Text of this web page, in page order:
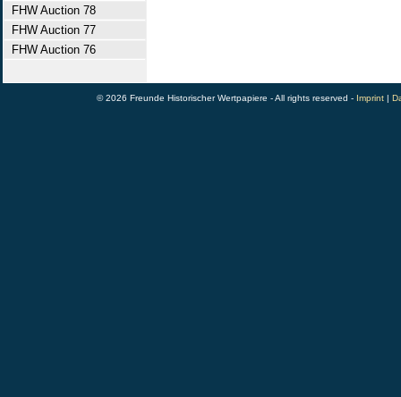
FHW Auction 78
FHW Auction 77
FHW Auction 76
© 2026 Freunde Historischer Wertpapiere - All rights reserved - Imprint |